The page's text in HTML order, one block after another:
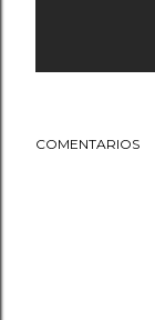
COMENTARIOS